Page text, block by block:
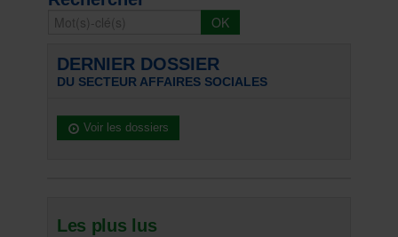
DERNIER DOSSIER
DU SECTEUR AFFAIRES SOCIALES
Voir les dossiers
Les plus lus